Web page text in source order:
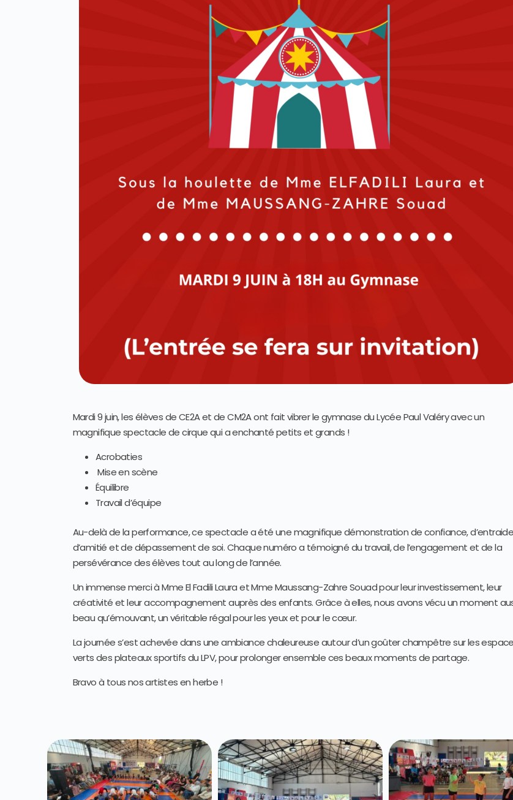
Mardi 9 juin, les élèves de CE2A et de CM2A ont fait vibrer le gymnase du Lycée Paul Valéry avec un
magnifique spectacle de cirque qui a enchanté petits et grands !
Acrobaties
Mise en scène
Équilibre
Travail d’équipe
Au-delà de la performance, ce spectacle a été une magnifique démonstration de confiance,
d’amitié et de dépassement de soi. Chaque numéro a témoigné du travail, de l’engagement et de la
persévérance des élèves tout au long de l’année.
Un immense merci à Mme El Fadili Laura et Mme Maussang-Zahre Souad pour leur investissement, leur
créativité et leur accompagnement auprès des enfants. Grâce à elles, nous avons vécu un moment
beau qu’émouvant, un véritable régal pour les yeux et pour le cœur.
La journée s’est achevée dans une ambiance chaleureuse autour d’un goûter champêtre sur les
verts des plateaux sportifs du LPV, pour prolonger ensemble ces beaux moments de partage.
Bravo à tous nos artistes en herbe !